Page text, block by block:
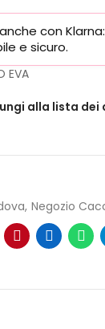
con
e sicuro.
EVA
alla lista dei
Negozio